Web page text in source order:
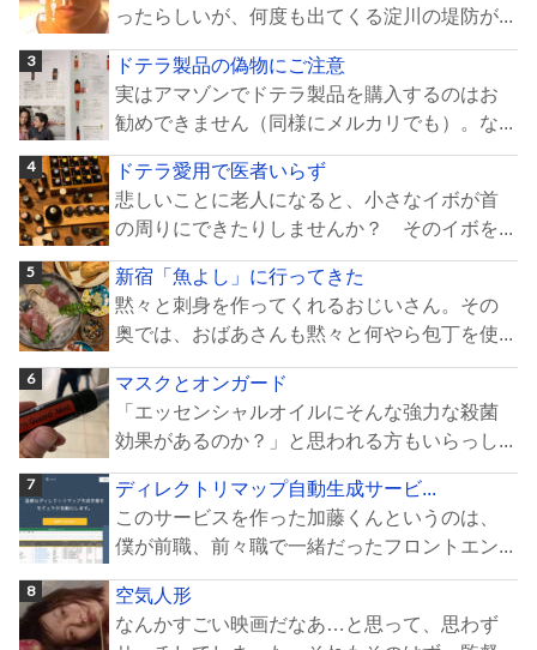
ったらしいが、何度も出てくる淀川の堤防が...
ドテラ製品の偽物にご注意
実はアマゾンでドテラ製品を購入するのはお
勧めできません（同様にメルカリでも）。な...
ドテラ愛用で医者いらず
悲しいことに老人になると、小さなイボが首
の周りにできたりしませんか？ そのイボを...
新宿「魚よし」に行ってきた
黙々と刺身を作ってくれるおじいさん。その
奥では、おばあさんも黙々と何やら包丁を使...
マスクとオンガード
「エッセンシャルオイルにそんな強力な殺菌
効果があるのか？」と思われる方もいらっし...
ディレクトリマップ自動生成サービ...
このサービスを作った加藤くんというのは、
僕が前職、前々職で一緒だったフロントエン...
空気人形
なんかすごい映画だなあ…と思って、思わず